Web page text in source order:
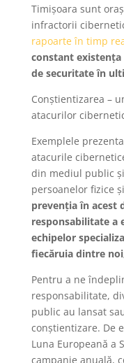
Timișoara sunt
infractorii
rapoarte în timp
constant existența
de securitate în
Conștientizarea –
atacurilor
Exemplele
atacurile
din mediul public
persoanelor fizice
prevenția în acest
responsabilitate a
echipelor
fiecăruia dintre
Pentru a ne
responsabilitate,
public au lansat
conștientizare. De
Luna Europeană a
campanie anuală,